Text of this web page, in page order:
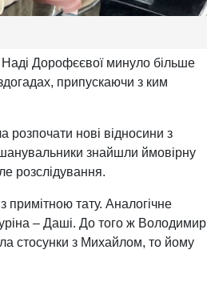
Дорофєєвої минуло більше
припускаючи з ким
нові відносини з
знайшли ймовірну
розслідування.
тату. Аналогічне
– Даші. До того ж Володимир
стосунки з Михайлом, то йому